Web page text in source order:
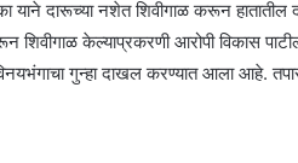
याने दारूच्या नशेत शिवीगाळ करून हातातील
केल्याप्रकरणी आरोपी विकास पाटील
गुन्हा दाखल करण्यात आला आहे.